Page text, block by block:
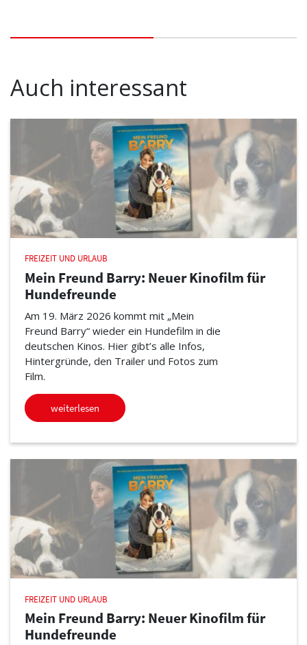
Auch interessant
FREIZEIT UND URLAUB
Mein Freund Barry: Neuer Kinofilm für
Hundefreunde
Am 19. März 2026 kommt mit „Mein
Freund Barry“ wieder ein Hundefilm in die
deutschen Kinos. Hier gibt’s alle Infos,
Hintergründe, den Trailer und Fotos zum
Film.
weiterlesen
FREIZEIT UND URLAUB
Mein Freund Barry: Neuer Kinofilm für
Hundefreunde